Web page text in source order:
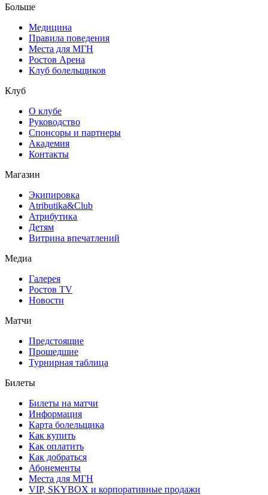
Больше
Медицина
Правила поведения
Места для МГН
Ростов Арена
Клуб болельщиков
Клуб
О клубе
Руководство
Спонсоры и партнеры
Академия
Контакты
Магазин
Экипировка
Atributika&Club
Атрибутика
Детям
Витрина впечатлений
Медиа
Галерея
Ростов TV
Новости
Матчи
Предстоящие
Прошедшие
Турнирная таблица
Билеты
Билеты на матчи
Информация
Карта болельщика
Как купить
Как оплатить
Как добраться
Абонементы
Места для МГН
VIP, SKYBOX и корпоративные продажи